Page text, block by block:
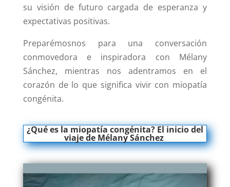
su visión de futuro cargada de esperanza y
expectativas positivas.
Preparémosnos para una conversación
conmovedora e inspiradora con Mélany
Sánchez, mientras nos adentramos en el
corazón de lo que significa vivir con miopatía
congénita.
¿Qué es la miopatía congénita? El inicio del
viaje de Mélany Sánchez